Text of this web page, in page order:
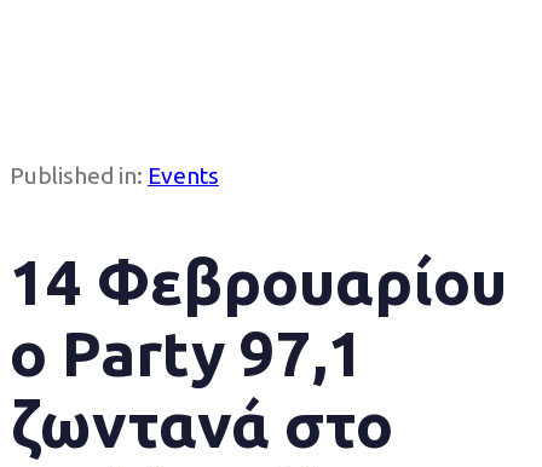
Published in: Events
14 Φεβρουαρίου
ο Party 97,1
ζωντανά στο